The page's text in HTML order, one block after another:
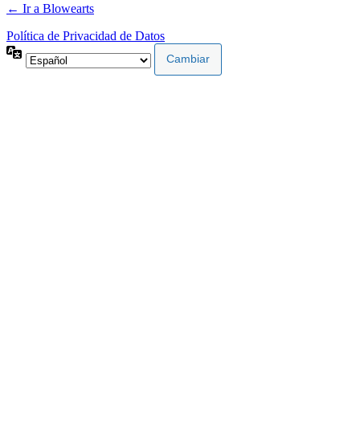
← Ir a Blowearts
Política de Privacidad de Datos